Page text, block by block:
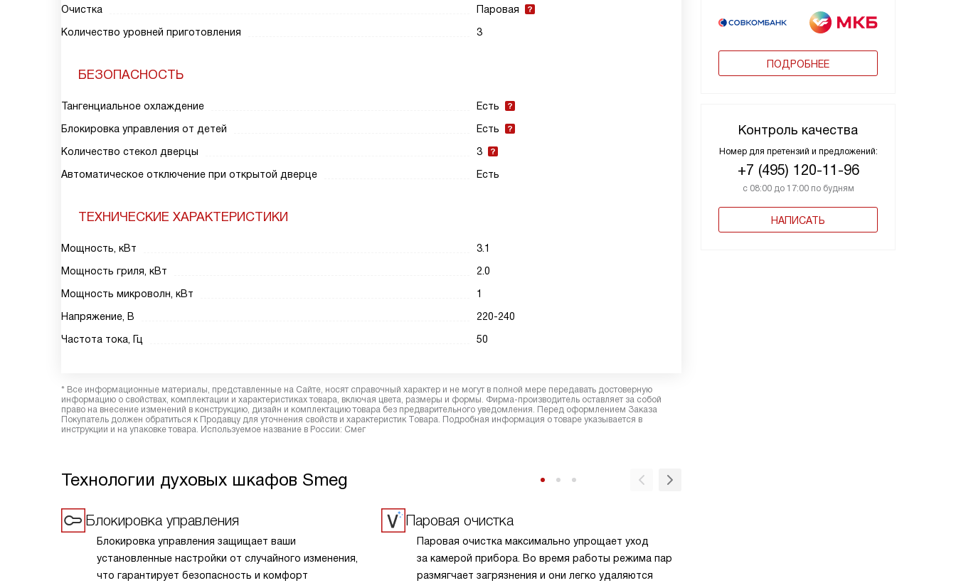
ПОДРОБНЕЕ
Контроль качества
Номер для претензий и предложений:
+7 (495) 120-11-96
с 08:00 до 17:00 по будням
НАПИСАТЬ
Очистка
Паровая
Количество уровней приготовления
3
БЕЗОПАСНОСТЬ
Тангенциальное охлаждение
Есть
Блокировка управления от детей
Есть
Количество стекол дверцы
3
Автоматическое отключение при открытой дверце
Есть
ТЕХНИЧЕСКИЕ ХАРАКТЕРИСТИКИ
Мощность, кВт
3.1
Мощность гриля, кВт
2.0
Мощность микроволн, кВт
1
Напряжение, В
220-240
Частота тока, Гц
50
* Все информационные материалы, представленные на Сайте, носят справочный характер и не могут в полной мере передавать достоверную
информацию о свойствах, комплектации и характеристиках товара, включая цвета, размеры и формы. Фирма-производитель оставляет за собой
право на внесение изменений в конструкцию, дизайн и комплектацию товара без предварительного уведомления. Перед оформлением Заказа
Покупатель должен обратиться к Продавцу для уточнения свойств и характеристик Товара. Подробная информация о товаре указывается в
инструкции и на упаковке товара. Используемое название в России: Смег
Технологии духовых шкафов Smeg
Блокировка управления
Блокировка управления защищает ваши
установленные настройки от случайного изменения,
что гарантирует безопасность и комфорт
Паровая очистка
Паровая очистка максимально упрощает уход
за камерой прибора. Во время работы режима пар
размягчает загрязнения и они легко удаляются